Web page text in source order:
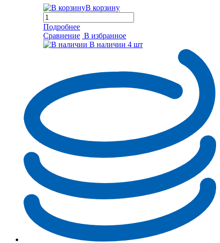
В корзину
Подробнее
Сравнение В избранное
В наличии 4 шт